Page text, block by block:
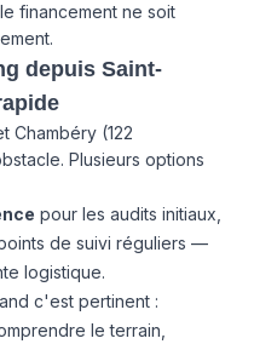
financement ne soit
depuis Saint-
Chambéry (122
Plusieurs options
pour les audits initiaux,
de suivi réguliers —
logistique.
c'est pertinent :
le terrain,